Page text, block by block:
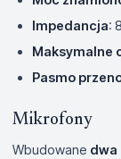
Impedancja:
Maksymalne
Pasmo
Mikrofony
Wbudowane dwa